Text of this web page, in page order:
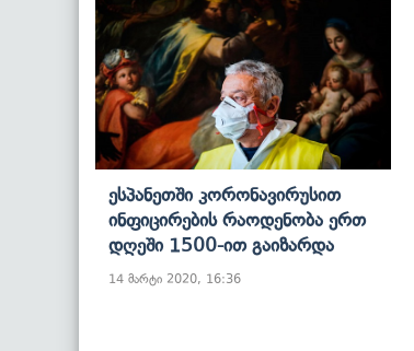
Ესპანეთში Კორონავირუსით
Ინფიცირების Რაოდენობა Ერთ
Დღეში 1500-Ით Გაიზარდა
14 მარტი 2020, 16:36